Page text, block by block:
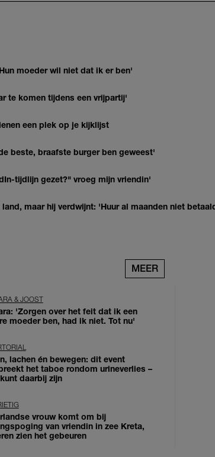
moeder wil niet dat ik er ben'
te komen tijdens een vrijpartij'
een plek op je kijklijst
beste, braafste burger ben geweest'
tijdlijn gezet?" vroeg mijn vriendin'
maar hij verdwijnt: 'Huur al maanden niet
MEER
& JOOST
'Zorgen over het feit dat ik een
moeder ben, had ik niet. Tot nu'
lachen én bewegen: dit event
het taboe rondom urineverlies –
daarbij zijn
vrouw komt om bij
van vriendin in zee Kreta,
zien het gebeuren